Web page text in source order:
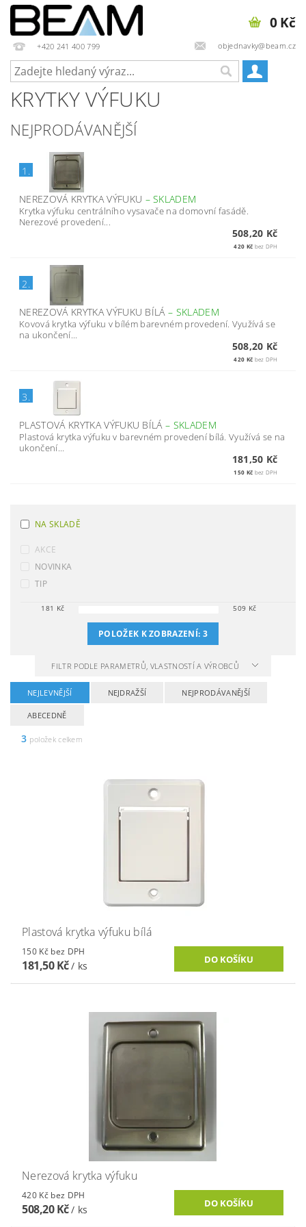
+420 241 400 799 objednavky@beam.cz
0 Kč
KRYTKY VÝFUKU
NEJPRODÁVANĚJŠÍ
1.
NEREZOVÁ KRYTKA VÝFUKU –SKLADEM
Krytka výfuku centrálního vysavače na domovní fasádě.
Nerezové provedení...
508,20 Kč
420 Kč bez DPH
2.
NEREZOVÁ KRYTKA VÝFUKU BÍLÁ– SKLADEM
Kovová krytka výfuku v bílém barevném provedení. Využívá se
na ukončení...
508,20 Kč
420 Kč bez DPH
3.
PLASTOVÁ KRYTKA VÝFUKU BÍLÁ– SKLADEM
Plastová krytka výfuku v barevném provedení bílá. Využívá se na
ukončení...
181,50 Kč
150 Kč bez DPH
NA SKLADĚ
AKCE
NOVINKA
TIP
181 Kč 509 Kč
POLOŽEK K ZOBRAZENÍ: 3
FILTR PODLE PARAMETRŮ, VLASTNOSTÍ A VÝROBCŮ
NEJLEVNĚJŠÍ NEJDRAŽŠÍ NEJPRODÁVANĚJŠÍ
ABECEDNĚ
3 položek celkem
Plastová krytka výfuku bílá
150 Kč bez DPH
181,50 Kč/ ks
Nerezová krytka výfuku
420 Kč bez DPH
508,20 Kč/ ks